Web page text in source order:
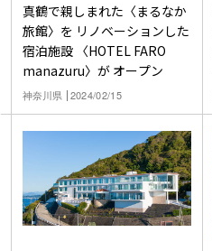
真鶴で親しまれた〈まるなか
旅館〉を リノベーションした
宿泊施設 〈HOTEL FARO
manazuru〉が オープン
神奈川県 2024/02/15